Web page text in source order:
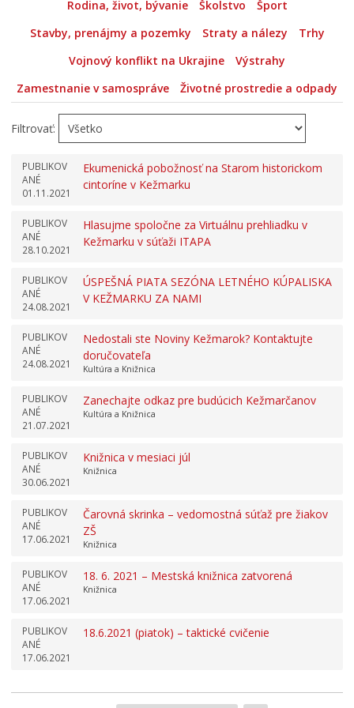
Rodina, život, bývanie
Školstvo
Šport
Stavby, prenájmy a pozemky
Straty a nálezy
Trhy
Vojnový konflikt na Ukrajine
Výstrahy
Zamestnanie v samospráve
Životné prostredie a odpady
Filtrovať:
PUBLIKOV
ANÉ
01.11.2021
Ekumenická pobožnosť na Starom historickom
cintoríne v Kežmarku
PUBLIKOV
ANÉ
28.10.2021
Hlasujme spoločne za Virtuálnu prehliadku v
Kežmarku v súťaži ITAPA
PUBLIKOV
ANÉ
24.08.2021
ÚSPEŠNÁ PIATA SEZÓNA LETNÉHO KÚPALISKA
V KEŽMARKU ZA NAMI
PUBLIKOV
ANÉ
24.08.2021
Nedostali ste Noviny Kežmarok? Kontaktujte
doručovateľa
Kultúra a Knižnica
PUBLIKOV
ANÉ
21.07.2021
Zanechajte odkaz pre budúcich Kežmarčanov
Kultúra a Knižnica
PUBLIKOV
ANÉ
30.06.2021
Knižnica v mesiaci júl
Knižnica
PUBLIKOV
ANÉ
17.06.2021
Čarovná skrinka – vedomostná súťaž pre žiakov
ZŠ
Knižnica
PUBLIKOV
ANÉ
17.06.2021
18. 6. 2021 – Mestská knižnica zatvorená
Knižnica
PUBLIKOV
ANÉ
17.06.2021
18.6.2021 (piatok) – taktické cvičenie